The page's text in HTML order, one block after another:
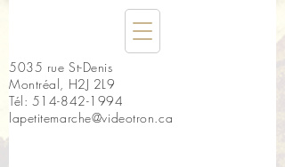
5035 rue St-Denis
Montréal, H2J 2L9
Tél: 514-842-1994
lapetitemarche@videotron.ca